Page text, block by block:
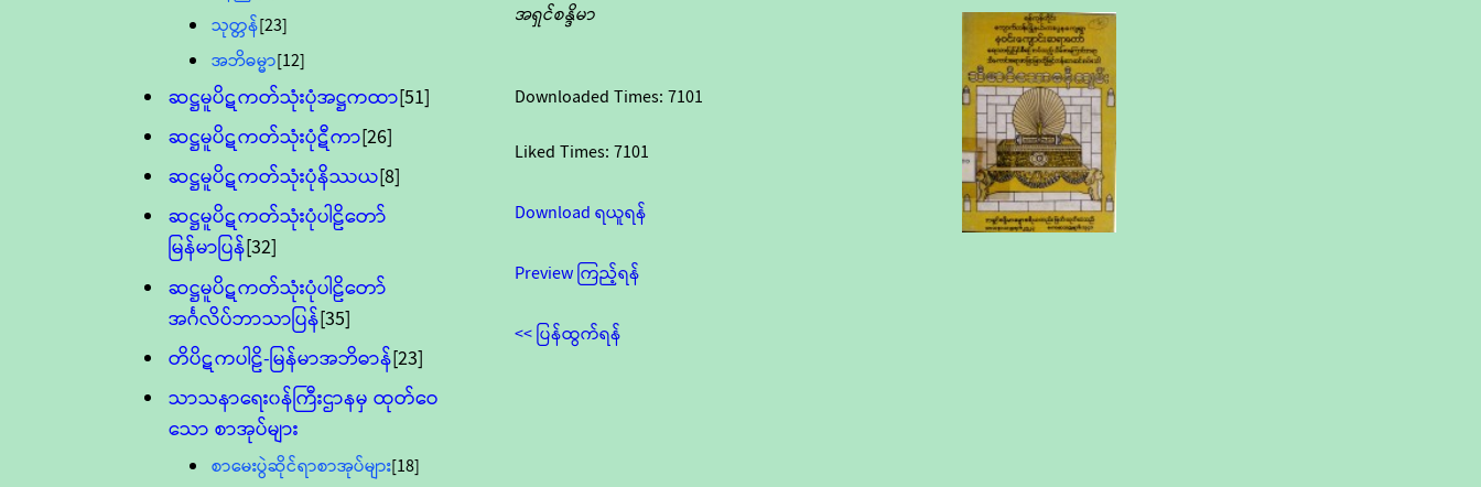
သုတ္တန်[23]
အဘိဓမ္မာ[12]
ဆဋ္ဌမူပိဋကတ်သုံးပုံအဋ္ဌကထာ[51]
ဆဋ္ဌမူပိဋကတ်သုံးပုံဋီကာ[26]
ဆဋ္ဌမူပိဋကတ်သုံးပုံနိဿယ[8]
ဆဋ္ဌမူပိဋကတ်သုံးပုံပါဠိတော်
မြန်မာပြန်[32]
ဆဋ္ဌမူပိဋကတ်သုံးပုံပါဠိတော်
အင်္ဂလိပ်ဘာသာပြန်[35]
တိပိဋကပါဠိ-မြန်မာအဘိဓာန်[23]
သာသနာရေး၀န်ကြီးဌာနမှ ထုတ်ဝေ
သော စာအုပ်များ
စာမေးပွဲဆိုင်ရာစာအုပ်များ[18]
အရှင်စန္ဒိမာ
Downloaded Times: 7101
Liked Times: 7101
Download ရယူရန်
Preview ကြည့်ရန်
<< ပြန်ထွက်ရန်